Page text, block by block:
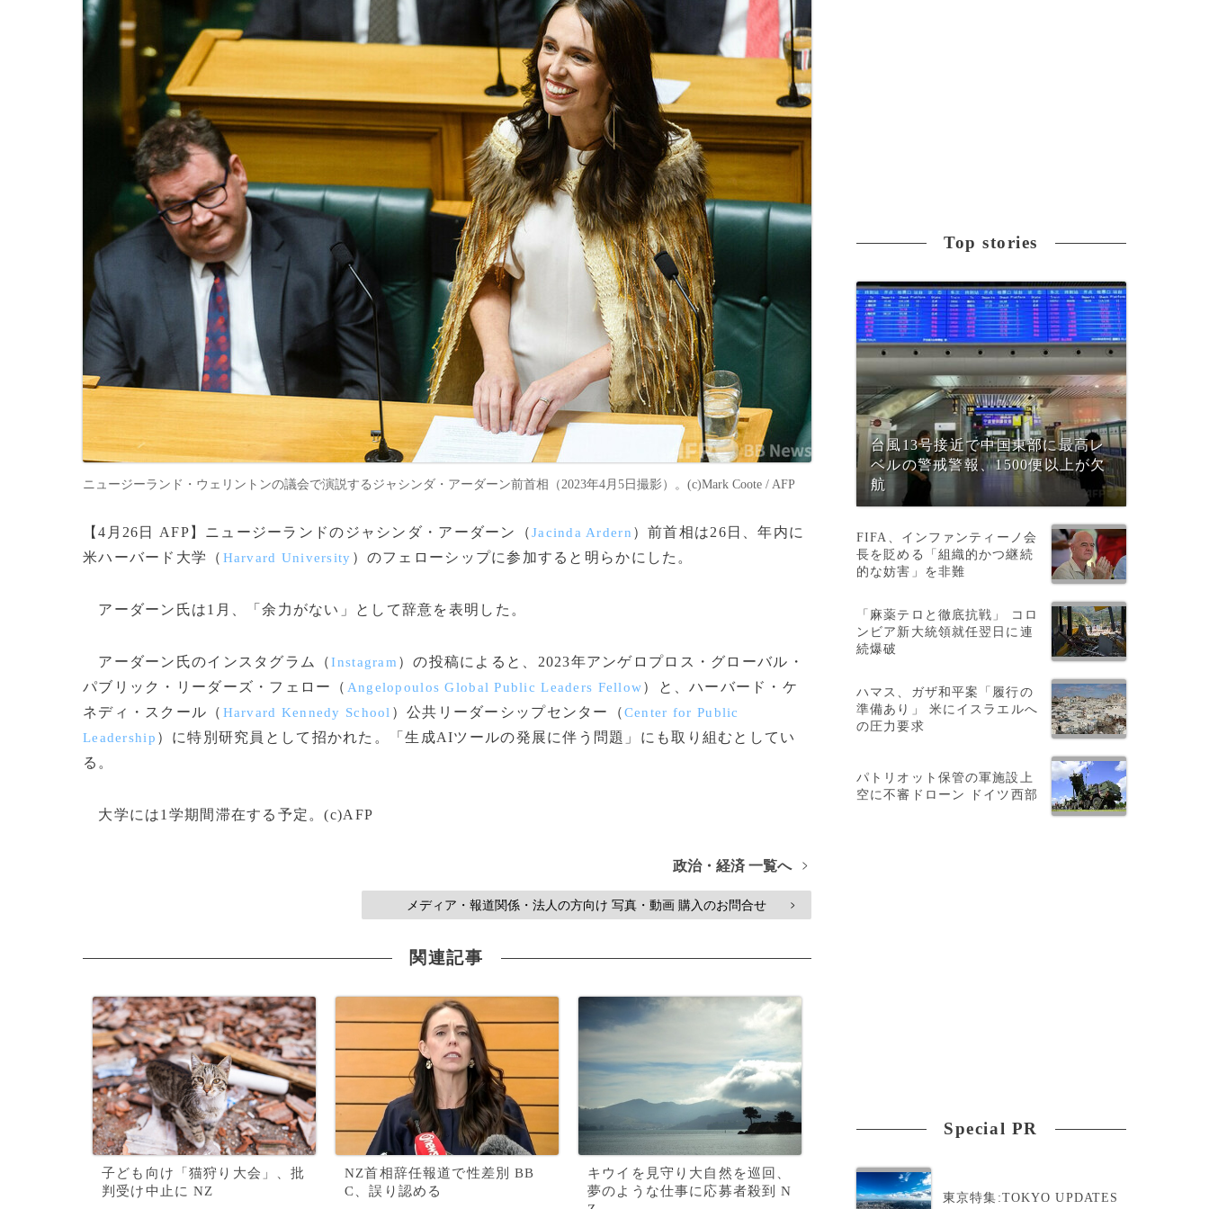
ニュージーランド・ウェリントンの議会で演説するジャシンダ・アーダーン前首相（2023年4月5日撮影）。(c)Mark Coote / AFP
【4月26日 AFP】ニュージーランドのジャシンダ・アーダーン（Jacinda Ardern ）前首相は26日、年内に
米ハーバード大学（ Harvard University ）のフェローシップに参加すると明らかにした。
アーダーン氏は1月、「余力がない」として辞意を表明した。
アーダーン氏のインスタグラム（Instagram ）の投稿によると、2023年アンゲロプロス・グローバル・
パブリック・リーダーズ・フェロー（ Angelopoulos Global Public Leaders Fellow）と、ハーバード・ケ
ネディ・スクール（ Harvard Kennedy School ）公共リーダーシップセンター（Center for Public
Leadership ）に特別研究員として招かれた。「生成AIツールの発展に伴う問題」にも取り組むとしてい
る。
大学には1学期間滞在する予定。(c)AFP
政治・経済 一覧へ >
メディア・報道関係・法人の方向け 写真・動画 購入のお問合せ >
関連記事
子ども向け「猫狩り大会」、批
判受け中止に NZ
NZ首相辞任報道で性差別 BB
C、誤り認める
キウイを見守り大自然を巡回、
夢のような仕事に応募者殺到 N
Top stories
台風13号接近で中国東部に最高レ
ベルの警戒警報、1500便以上が欠
航
FIFA、インファンティーノ会
長を貶める「組織的かつ継続
的な妨害」を非難
「麻薬テロと徹底抗戦」 コロ
ンビア新大統領就任翌日に連
続爆破
ハマス、ガザ和平案「履行の
準備あり」 米にイスラエルへ
の圧力要求
パトリオット保管の軍施設上
空に不審ドローン ドイツ西部
Special PR
東京特集:TOKYO UPDATES